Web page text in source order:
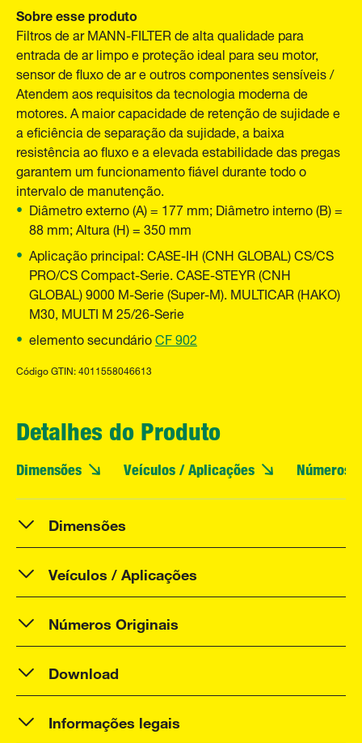
Sobre esse produto
Filtros de ar MANN-FILTER de alta qualidade para
entrada de ar limpo e proteção ideal para seu motor,
sensor de fluxo de ar e outros componentes sensíveis /
Atendem aos requisitos da tecnologia moderna de
motores. A maior capacidade de retenção de sujidade e
a eficiência de separação da sujidade, a baixa
resistência ao fluxo e a elevada estabilidade das pregas
garantem um funcionamento fiável durante todo o
intervalo de manutenção.
Diâmetro externo (A) = 177 mm; Diâmetro interno (B) =
88 mm; Altura (H) = 350 mm
Aplicação principal: CASE-IH (CNH GLOBAL) CS/CS
PRO/CS Compact-Serie. CASE-STEYR (CNH
GLOBAL) 9000 M-Serie (Super-M). MULTICAR (HAKO)
M30, MULTI M 25/26-Serie
elemento secundárioCF 902
Código GTIN: 4011558046613
Detalhes do Produto
Dimensões Veículos / Aplicações Números
Dimensões
Veículos / Aplicações
Números Originais
Download
Informações legais